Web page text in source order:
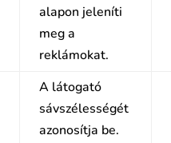
alapon jeleníti
meg a
reklámokat.
A látogató
sávszélességét
azonosítja be.